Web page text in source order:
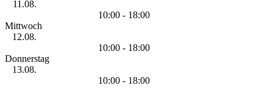
11.08.
10:00 - 18:00
Mittwoch
12.08.
10:00 - 18:00
Donnerstag
13.08.
10:00 - 18:00